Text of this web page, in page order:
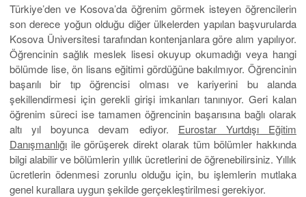
Türkiye’den ve Kosova’da öğrenim görmek isteyen öğrencilerin
son derece yoğun olduğu diğer ülkelerden yapılan başvurularda
Kosova Üniversitesi tarafından kontenjanlara göre alım yapılıyor.
Öğrencinin sağlık meslek lisesi okuyup okumadığı veya hangi
bölümde lise, ön lisans eğitimi gördüğüne bakılmıyor. Öğrencinin
başarılı bir tıp öğrencisi olması ve kariyerini bu alanda
şekillendirmesi için gerekli girişi imkanları tanınıyor. Geri kalan
öğrenim süreci ise tamamen öğrencinin başarısına bağlı olarak
altı yıl boyunca devam ediyor. Eurostar Yurtdışı Eğitim
Danışmanlığı ile görüşerek direkt olarak tüm bölümler hakkında
bilgi alabilir ve bölümlerin yıllık ücretlerini de öğrenebilirsiniz. Yıllık
ücretlerin ödenmesi zorunlu olduğu için, bu işlemlerin mutlaka
genel kurallara uygun şekilde gerçekleştirilmesi gerekiyor.